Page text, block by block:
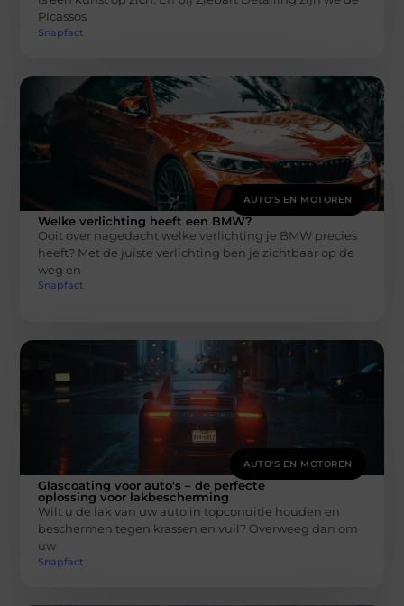
Picassos
Snapfact
AUTO'S EN MOTOREN
Welke verlichting heeft een BMW?
Ooit over nagedacht welke verlichting je BMW precies
heeft? Met de juiste verlichting ben je zichtbaar op de
weg en
Snapfact
AUTO'S EN MOTOREN
Glascoating voor auto's – de perfecte
oplossing voor lakbescherming
Wilt u de lak van uw auto in topconditie houden en
beschermen tegen krassen en vuil? Overweeg dan om
uw
Snapfact